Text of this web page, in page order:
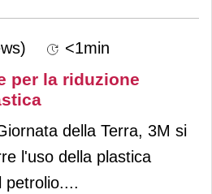
<1min
per la riduzione
della Terra, 3M si
l'uso della plastica
petrolio....